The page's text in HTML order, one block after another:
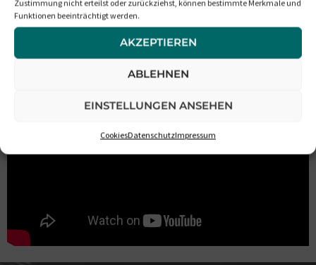
Zustimmung nicht erteilst oder zurückziehst, können bestimmte Merkmale und
Funktionen beeinträchtigt werden.
AKZEPTIEREN
ABLEHNEN
EINSTELLUNGEN ANSEHEN
CookiesDatenschutzImpressum
Die Buchung